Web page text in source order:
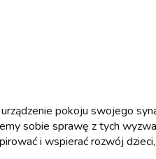
pokoju swojego
sobie sprawę z tych
i wspierać rozwój